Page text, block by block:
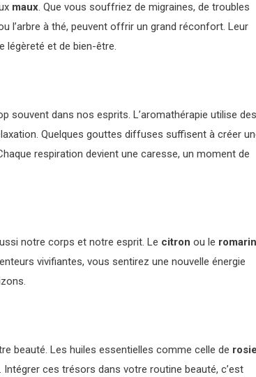
maux. Que vous souffriez de migraines, de troubles
l’arbre à thé, peuvent offrir un grand réconfort. Leur
légèreté et de bien-être.
souvent dans nos esprits. L’aromathérapie utilise des
Quelques gouttes diffuses suffisent à créer
respiration devient une caresse, un moment de
notre corps et notre esprit. Le citron ou le romarin
vivifiantes, vous sentirez une nouvelle énergie
beauté. Les huiles essentielles comme celle de
ces trésors dans votre routine beauté, c’est